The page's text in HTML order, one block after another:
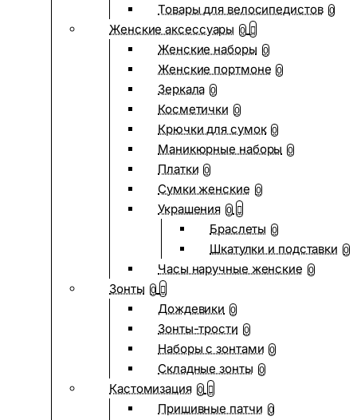
Товары для велосипедистов 0
Женские аксессуары 0
Женские наборы 0
Женские портмоне 0
Зеркала 0
Косметички 0
Крючки для сумок 0
Маникюрные наборы 0
Платки 0
Сумки женские 0
Украшения 0
Браслеты 0
Шкатулки и подставки 0
Часы наручные женские 0
Зонты 0
Дождевики 0
Зонты-трости 0
Наборы с зонтами 0
Складные зонты 0
Кастомизация 0
Пришивные патчи 0